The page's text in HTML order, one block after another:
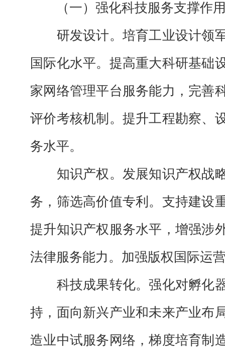
（一）强化科技服务支撑作
研发设计。 培育工业设计领
国际化水平。提高重大科研基础
家网络管理平台服务能力，完善
评价考核机制。提升工程勘察、
务水平。
知识产权。 发展知识产权战
务，筛选高价值专利。支持建设
提升知识产权服务水平，增强涉
法律服务能力。加强版权国际运
科技成果转化。强化对孵化
持，面向新兴产业和未来产业布
造业中试服务网络，梯度培育制